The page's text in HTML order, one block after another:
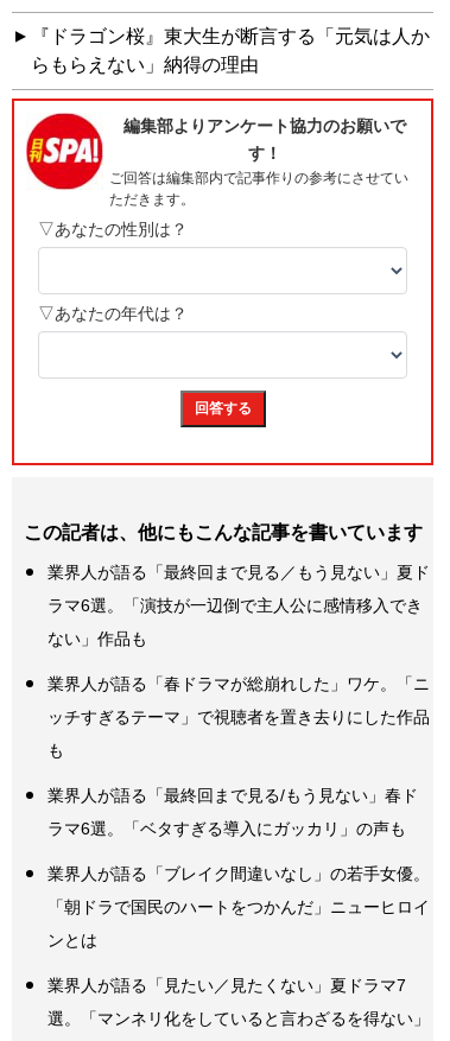
『ドラゴン桜』東大生が断言する「元気は人か
らもらえない」納得の理由
この記者は、他にもこんな記事を書いています
業界人が語る「最終回まで見る／もう見ない」夏ド
ラマ6選。「演技が一辺倒で主人公に感情移入でき
ない」作品も
業界人が語る「春ドラマが総崩れした」ワケ。「ニ
ッチすぎるテーマ」で視聴者を置き去りにした作品
も
業界人が語る「最終回まで見る/もう見ない」春ド
ラマ6選。「ベタすぎる導入にガッカリ」の声も
業界人が語る「ブレイク間違いなし」の若手女優。
「朝ドラで国民のハートをつかんだ」ニューヒロイ
ンとは
業界人が語る「見たい／見たくない」夏ドラマ7
選。「マンネリ化をしていると言わざるを得ない」